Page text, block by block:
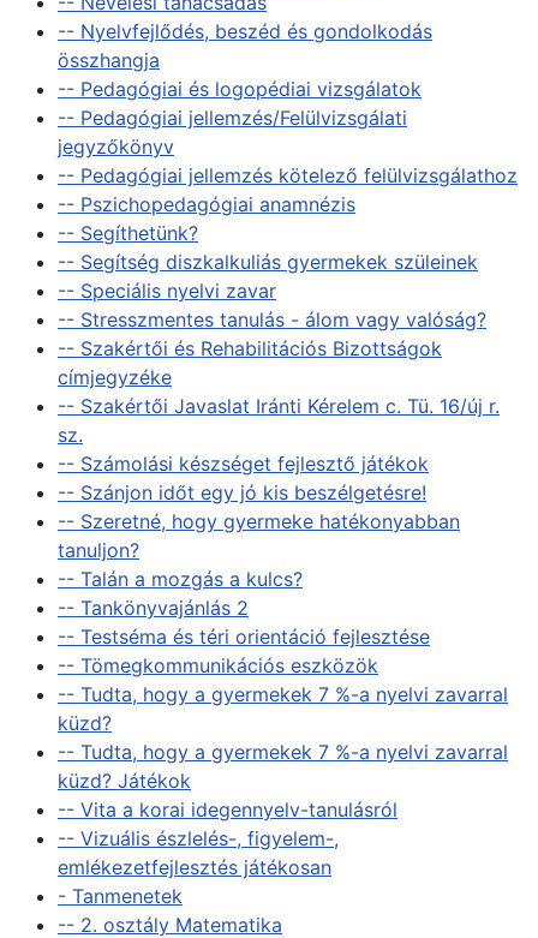
-- Nyelvfejlődés, beszéd és gondolkodás
összhangja
-- Pedagógiai és logopédiai vizsgálatok
-- Pedagógiai jellemzés/Felülvizsgálati
jegyzőkönyv
-- Pedagógiai jellemzés kötelező felülvizsgálathoz
-- Pszichopedagógiai anamnézis
-- Segíthetünk?
-- Segítség diszkalkuliás gyermekek szüleinek
-- Speciális nyelvi zavar
-- Stresszmentes tanulás - álom vagy valóság?
-- Szakértői és Rehabilitációs Bizottságok
címjegyzéke
-- Szakértői Javaslat Iránti Kérelem c. Tü. 16/új r.
sz.
-- Számolási készséget fejlesztő játékok
-- Szánjon időt egy jó kis beszélgetésre!
-- Szeretné, hogy gyermeke hatékonyabban
tanuljon?
-- Talán a mozgás a kulcs?
-- Tankönyvajánlás 2
-- Testséma és téri orientáció fejlesztése
-- Tömegkommunikációs eszközök
-- Tudta, hogy a gyermekek 7 %-a nyelvi zavarral
küzd?
-- Tudta, hogy a gyermekek 7 %-a nyelvi zavarral
küzd? Játékok
-- Vita a korai idegennyelv-tanulásról
-- Vizuális észlelés-, figyelem-,
emlékezetfejlesztés játékosan
- Tanmenetek
-- 2. osztály Matematika